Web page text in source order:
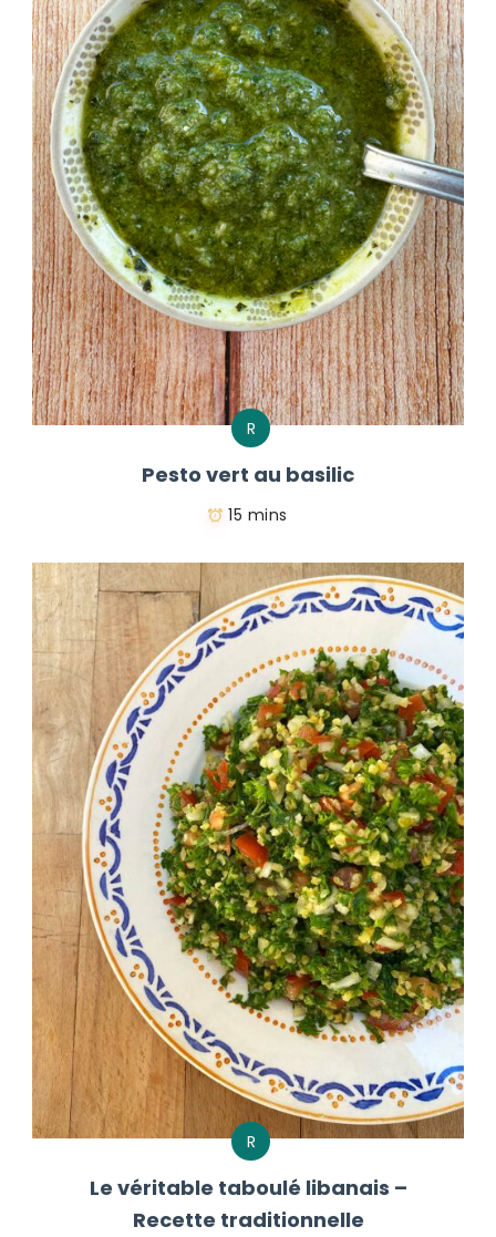
R
Pesto vert au basilic
15 mins
R
Le véritable taboulé libanais –
Recette traditionnelle